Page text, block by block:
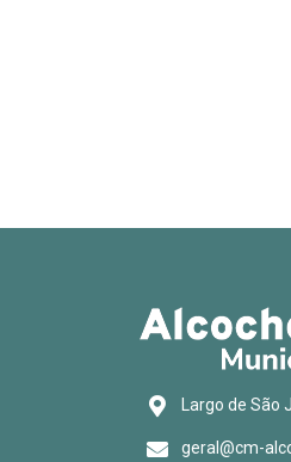
Largo de
geral@cm-